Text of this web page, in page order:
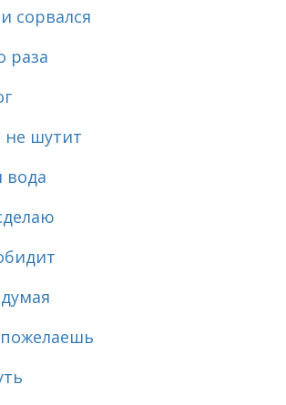
сорвался
раза
не шутит
вода